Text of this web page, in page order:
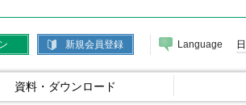
新規会員登録 Language
資料・ダウンロード